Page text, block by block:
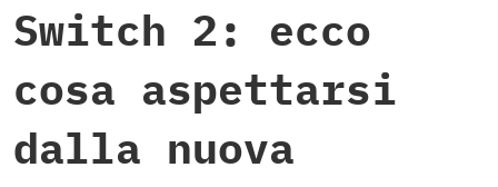
Switch 2: ecco
cosa aspettarsi
dalla nuova